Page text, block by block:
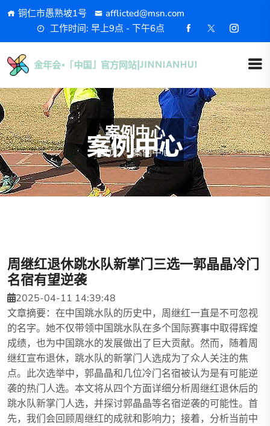
铜仁市愚熟坡1号
afflicted@msn.com
工作时间: 早上9点 - 下午6点
案例中心
首页 案例中心
周继红退休跳水队新掌门三选一郭晶晶冷门
名宿有望逆袭
2025-04-11 14:39:48
文章摘要：在中国跳水队的历史中，周继红一直是不可忽视
的名字。她不仅带领中国跳水队在多个国际赛事中取得辉煌
成绩，也为中国跳水的发展做出了巨大贡献。然而，随着周
继红宣布退休，跳水队的新掌门人选成为了众人关注的焦
点。此次选举中，郭晶晶和几位冷门名宿被认为是有可能逆
袭的热门人选。本文将从四个方面详细分析周继红退休后的
跳水队新掌门人选，并探讨郭晶晶等名宿逆袭的可能性。首
先，我们会回顾周继红的成就和影响力；接着，分析当前中